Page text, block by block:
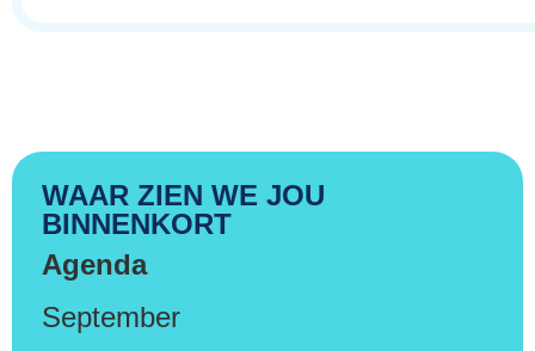
WAAR ZIEN WE JOU
BINNENKORT
Agenda
September